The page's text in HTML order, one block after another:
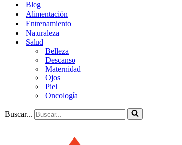
Blog
Alimentación
Entrenamiento
Naturaleza
Salud
Belleza
Descanso
Maternidad
Ojos
Piel
Oncología
Buscar...